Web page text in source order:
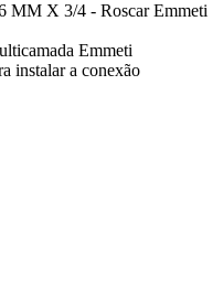
MM X 3/4 - Roscar Emmeti
Emmeti
instalar a conexão